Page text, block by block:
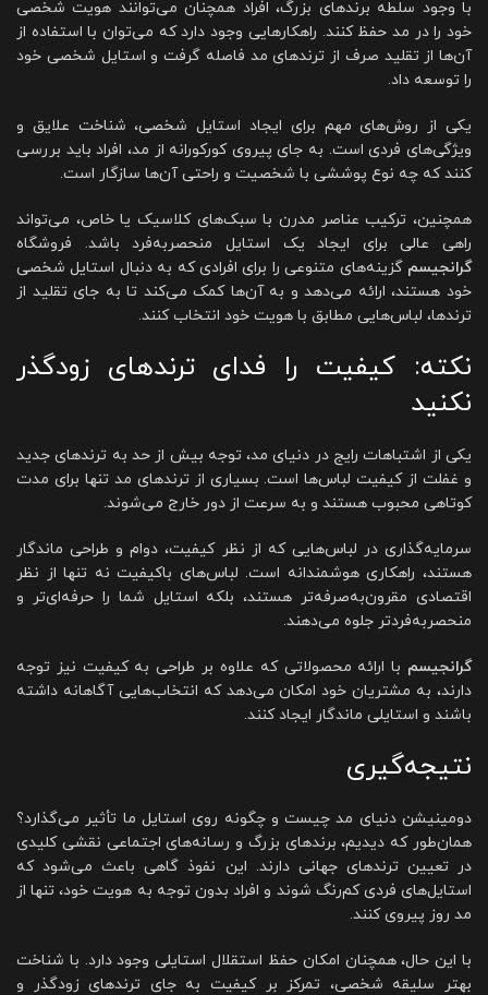
با وجود سلطه برندهای بزرگ، افراد همچنان می‌توانند هویت شخصی
خود را در مد حفظ کنند. راهکارهایی وجود دارد که می‌توان با استفاده از
آن‌ها از تقلید صرف از ترندهای مد فاصله گرفت و استایل شخصی خود
را توسعه داد.
یکی از روش‌های مهم برای ایجاد استایل شخصی، شناخت علایق و
ویژگی‌های فردی است. به جای پیروی کورکورانه از مد، افراد باید بررسی
کنند که چه نوع پوششی با شخصیت و راحتی آن‌ها سازگار است.
همچنین، ترکیب عناصر مدرن با سبک‌های کلاسیک یا خاص، می‌تواند
راهی عالی برای ایجاد یک استایل منحصر‌به‌فرد باشد. فروشگاه
گرانجیسم گزینه‌های متنوعی را برای افرادی که به دنبال استایل شخصی
خود هستند، ارائه می‌دهد و به آن‌ها کمک می‌کند تا به جای تقلید از
ترندها، لباس‌هایی مطابق با هویت خود انتخاب کنند.
نکته: کیفیت را فدای ترندهای زودگذر
نکنید
یکی از اشتباهات رایج در دنیای مد، توجه بیش از حد به ترندهای جدید
و غفلت از کیفیت لباس‌ها است. بسیاری از ترندهای مد تنها برای مدت
کوتاهی محبوب هستند و به سرعت از دور خارج می‌شوند.
سرمایه‌گذاری در لباس‌هایی که از نظر کیفیت، دوام و طراحی ماندگار
هستند، راهکاری هوشمندانه است. لباس‌های باکیفیت نه تنها از نظر
اقتصادی مقرون‌به‌صرفه‌تر هستند، بلکه استایل شما را حرفه‌ای‌تر و
منحصربه‌فردتر جلوه می‌دهند.
گرانجیسم با ارائه محصولاتی که علاوه بر طراحی به کیفیت نیز توجه
دارند، به مشتریان خود امکان می‌دهد که انتخاب‌هایی آگاهانه داشته
باشند و استایلی ماندگار ایجاد کنند.
نتیجه‌گیری
دومینیشن دنیای مد چیست و چگونه روی استایل ما تأثیر می‌گذارد؟
همان‌طور که دیدیم، برندهای بزرگ و رسانه‌های اجتماعی نقشی کلیدی
در تعیین ترندهای جهانی دارند. این نفوذ گاهی باعث می‌شود که
استایل‌های فردی کم‌رنگ شوند و افراد بدون توجه به هویت خود، تنها از
مد روز پیروی کنند.
با این حال، همچنان امکان حفظ استقلال استایلی وجود دارد. با شناخت
بهتر سلیقه شخصی، تمرکز بر کیفیت به جای ترندهای زودگذر و